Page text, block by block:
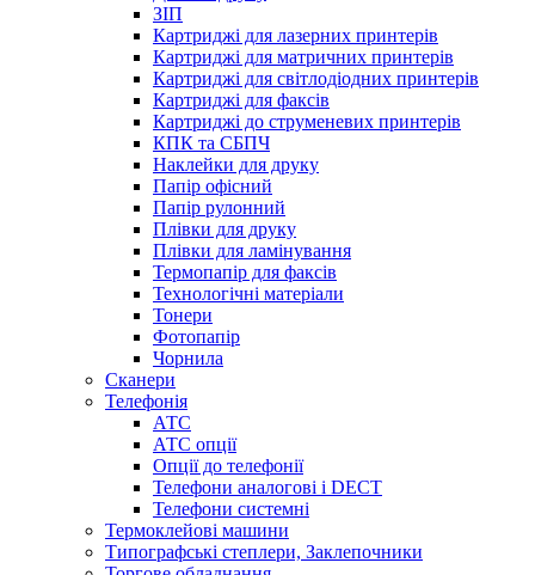
ЗІП
Картриджі для лазерних принтерів
Картриджі для матричних принтерів
Картриджі для світлодіодних принтерів
Картриджі для факсів
Картриджі до струменевих принтерів
КПК та СБПЧ
Наклейки для друку
Папір офісний
Папір рулонний
Плівки для друку
Плівки для ламінування
Термопапір для факсів
Технологічні матеріали
Тонери
Фотопапір
Чорнила
Сканери
Телефонія
АТС
АТС опції
Опції до телефонії
Телефони аналогові і DECT
Телефони системні
Термоклейові машини
Типографські степлери, Заклепочники